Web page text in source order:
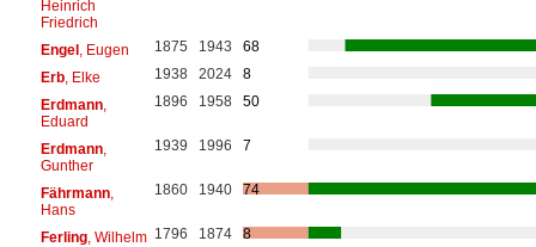
Heinrich
Friedrich
Engel, Eugen 1875 1943
68
Erb, Elke 1938 2024
8
Erdmann,
Eduard
1896 1958 50
Erdmann,
Gunther
1939 1996 7
Fährmann,
Hans
1860 1940 74
Ferling, Wilhelm 1796 1874
8